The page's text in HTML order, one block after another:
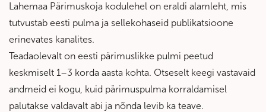
Lahemaa Pärimuskoja kodulehel on eraldi alamleht, mis
tutvustab eesti pulma ja sellekohaseid publikatsioone
erinevates kanalites.
Teadaolevalt on eesti pärimuslikke pulmi peetud
keskmiselt 1–3 korda aasta kohta. Otseselt keegi vastavaid
andmeid ei kogu, kuid pärimuspulma korraldamisel
palutakse valdavalt abi ja nõnda levib ka teave.